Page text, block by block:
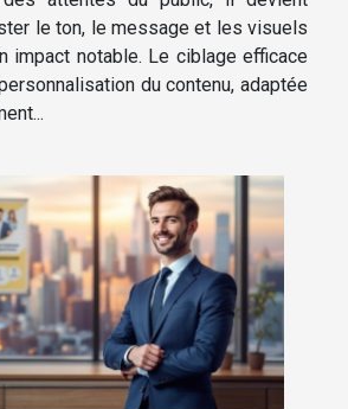
le ton, le message et les visuels
impact notable. Le ciblage efficace
du contenu, adaptée